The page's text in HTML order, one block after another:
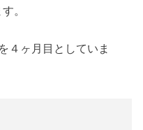
。
４ヶ月目としていま